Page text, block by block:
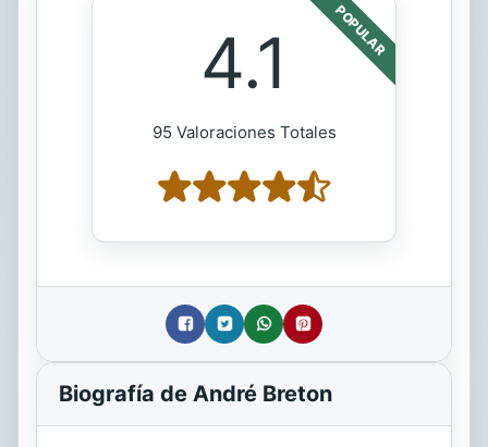
POPULAR
4.1
95 Valoraciones Totales
Biografía de André Breton